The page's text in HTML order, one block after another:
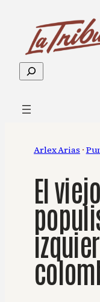
contenido
Buscar
Arlex Arias ·
El